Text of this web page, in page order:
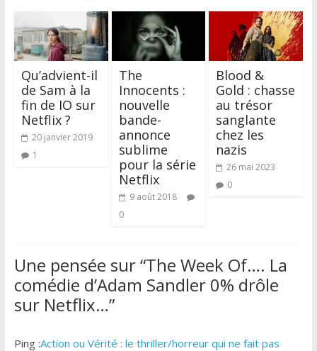
Qu’advient-il
de Sam à la
fin de IO sur
Netflix ?
20 janvier 2019
1
The
Innocents :
nouvelle
bande-
annonce
sublime
pour la série
Netflix
9 août 2018
0
Blood &
Gold : chasse
au trésor
sanglante
chez les
nazis
26 mai 2023
0
Une pensée sur “The Week Of…. La
comédie d’Adam Sandler 0% drôle
sur Netflix…”
Ping :Action ou Vérité : le thriller/horreur qui ne fait pas